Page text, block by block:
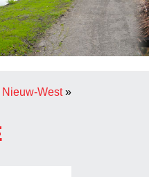
Nieuw-West»